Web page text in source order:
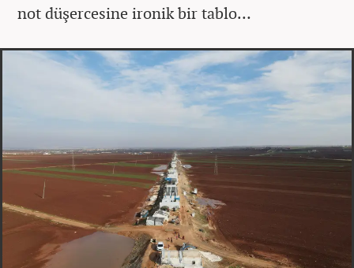
not düşercesine ironik bir tablo…